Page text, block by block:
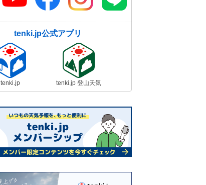
tenki.jp公式アプリ
tenki.jp tenki.jp 登山天気